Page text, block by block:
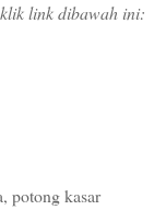
link dibawah ini:
potong kasar